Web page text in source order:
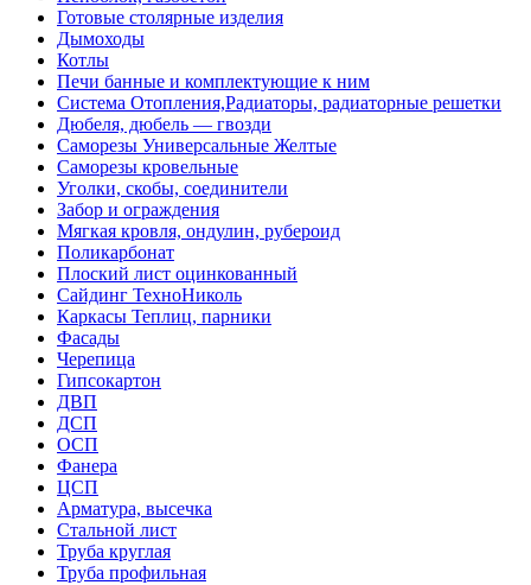
Готовые столярные изделия
Дымоходы
Котлы
Печи банные и комплектующие к ним
Система Отопления,Радиаторы, радиаторные решетки
Дюбеля, дюбель — гвозди
Саморезы Универсальные Желтые
Саморезы кровельные
Уголки, скобы, соединители
Забор и ограждения
Мягкая кровля, ондулин, рубероид
Поликарбонат
Плоский лист оцинкованный
Сайдинг ТехноНиколь
Каркасы Теплиц, парники
Фасады
Черепица
Гипсокартон
ДВП
ДСП
ОСП
Фанера
ЦСП
Арматура, высечка
Стальной лист
Труба круглая
Труба профильная